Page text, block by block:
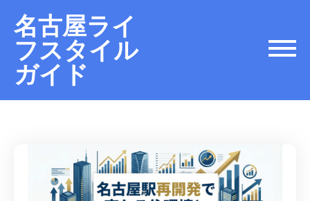
名古屋ライ
フスタイル
ガイド